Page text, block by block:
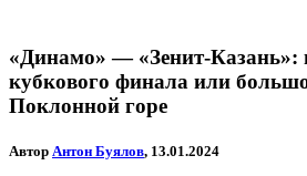
«Динамо» — «Зенит-Казань»:
кубкового финала или
Поклонной горе
Автор Антон Буялов, 13.01.2024